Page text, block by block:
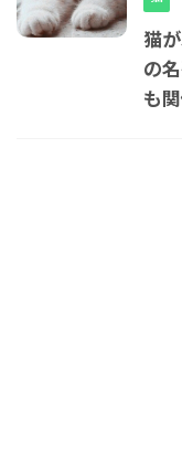
猫
の
も